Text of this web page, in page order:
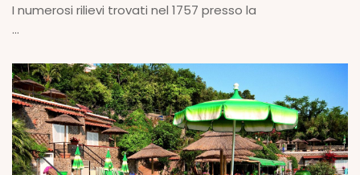
I numerosi rilievi trovati nel 1757 presso la
...